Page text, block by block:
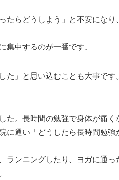
たらどうしよう」と不安になり
集中するのが一番です。
た」と思い込むことも大事です
た。長時間の勉強で身体が痛く
に通い「どうしたら長時間勉強
ランニングしたり、ヨガに通っ